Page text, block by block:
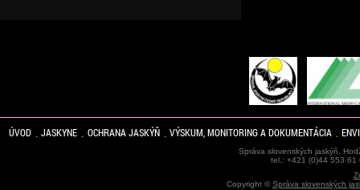
ÚVOD JASKYNE OCHRANA JASKÝŇ VÝSKUM, MONITORING A DOKUMENTÁCIA
Správa slovenských jaskýň,
tel.: +421 (0)44 553
Copyright ©Správa slovenských